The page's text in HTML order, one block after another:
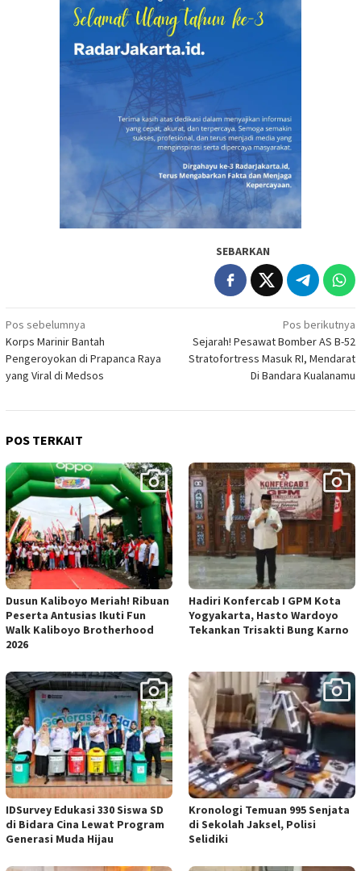
SEBARKAN
Navigasi
pos
Pos sebelumnya
Korps Marinir Bantah
Pengeroyokan di Prapanca Raya
yang Viral di Medsos
Pos berikutnya
Sejarah! Pesawat Bomber AS B-52
Stratofortress Masuk RI, Mendarat
Di Bandara Kualanamu
POS TERKAIT
Dusun Kaliboyo Meriah! Ribuan
Peserta Antusias Ikuti Fun
Walk Kaliboyo Brotherhood
2026
Hadiri Konfercab I GPM Kota
Yogyakarta, Hasto Wardoyo
Tekankan Trisakti Bung Karno
IDSurvey Edukasi 330 Siswa SD
di Bidara Cina Lewat Program
Generasi Muda Hijau
Kronologi Temuan 995 Senjata
di Sekolah Jaksel, Polisi
Selidiki